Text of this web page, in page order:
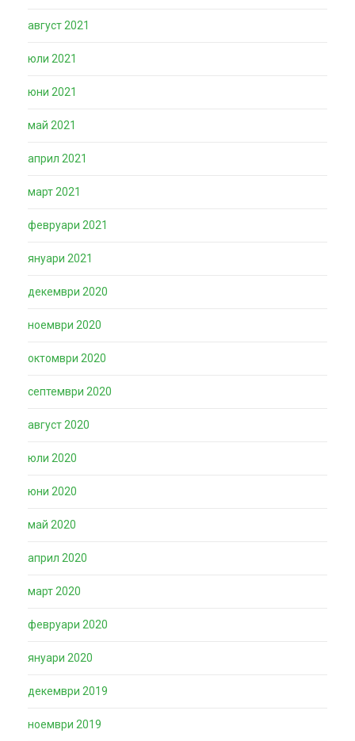
август 2021
юли 2021
юни 2021
май 2021
април 2021
март 2021
февруари 2021
януари 2021
декември 2020
ноември 2020
октомври 2020
септември 2020
август 2020
юли 2020
юни 2020
май 2020
април 2020
март 2020
февруари 2020
януари 2020
декември 2019
ноември 2019